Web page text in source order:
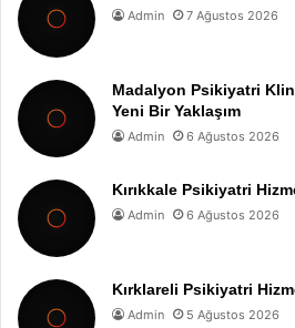
Admin 7 Ağustos 2026
Madalyon Psikiyatri
Yeni Bir Yaklaşım
Admin 6 Ağustos 2026
Kırıkkale Psikiyatri
Admin 6 Ağustos 2026
Kırklareli Psikiyatri
Admin 5 Ağustos 2026